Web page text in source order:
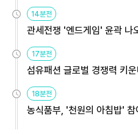
14분전
관세전쟁 '엔드게임' 윤곽 나
용해야
17분전
섬유패션 글로벌 경쟁력 키
원
18분전
농식품부, '천원의 아침밥'